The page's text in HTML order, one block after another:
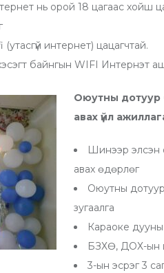
нь орой 18 цагаас хойш
интернет) цацагчтай.
байнгын WIFI Интернэт
Оюутны дотуур
авах үйл
Шинээр элсэн
авах өдөрлөг
Оюутны
зугаалга
Караоке
БЗХӨ, ДОХ-ын
3-ын эсрэг 3